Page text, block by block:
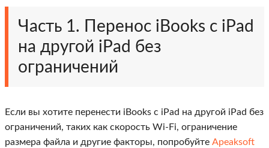
Часть 1. Перенос iBooks с iPad
на другой iPad без
ограничений
Если вы хотите перенести iBooks с iPad на другой iPad без
ограничений, таких как скорость Wi-Fi, ограничение
размера файла и другие факторы, попробуйте Apeaksoft